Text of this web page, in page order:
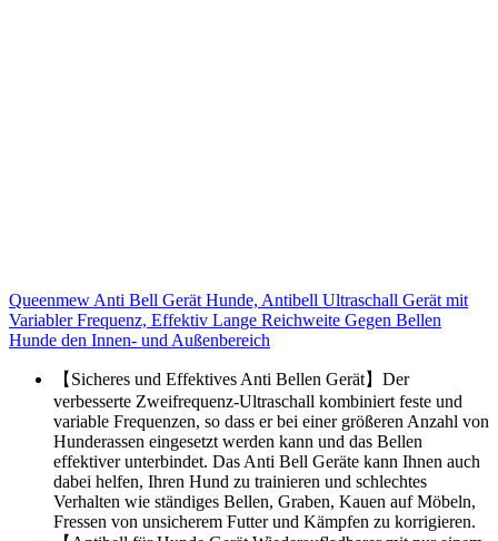
Queenmew Anti Bell Gerät Hunde, Antibell Ultraschall Gerät mit
Variabler Frequenz, Effektiv Lange Reichweite Gegen Bellen
Hunde den Innen- und Außenbereich
【Sicheres und Effektives Anti Bellen Gerät】Der
verbesserte Zweifrequenz-Ultraschall kombiniert feste und
variable Frequenzen, so dass er bei einer größeren Anzahl von
Hunderassen eingesetzt werden kann und das Bellen
effektiver unterbindet. Das Anti Bell Geräte kann Ihnen auch
dabei helfen, Ihren Hund zu trainieren und schlechtes
Verhalten wie ständiges Bellen, Graben, Kauen auf Möbeln,
Fressen von unsicherem Futter und Kämpfen zu korrigieren.